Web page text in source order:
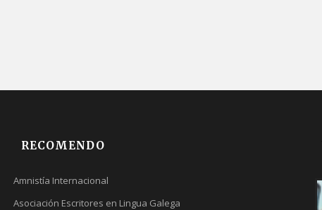
RECOMENDO
Amnistía Internacional
Asociación Escritores en Lingua Galega